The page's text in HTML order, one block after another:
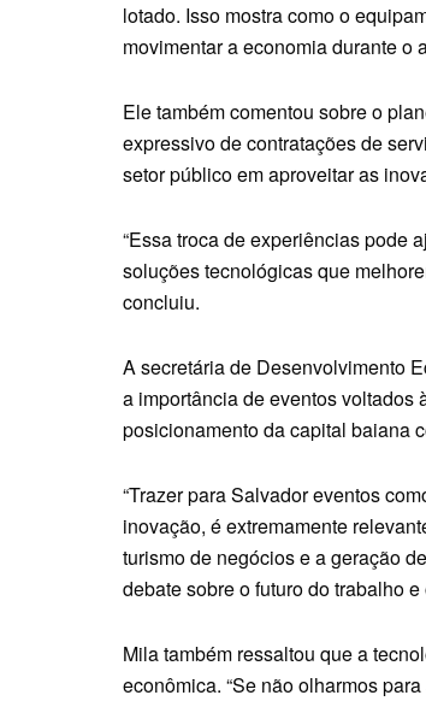
lotado. Isso mostra como o
movimentar a economia durante o
Ele também comentou sobre o
expressivo de contratações de
setor público em aproveitar as
“Essa troca de experiências pode
soluções tecnológicas que
concluiu.
A secretária de Desenvolvimento
a importância de eventos voltados
posicionamento da capital baiana
“Trazer para Salvador eventos
inovação, é extremamente
turismo de negócios e a geração
debate sobre o futuro do trabalho
Mila também ressaltou que a
econômica. “Se não olharmos